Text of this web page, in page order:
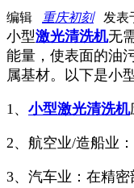
编辑 重庆初刻发表
小型激光清洗机无
能量，使表面的油
属基材。以下是小
1、 小型激光清洗机
2、航空业/造船业
3、汽车业：在精